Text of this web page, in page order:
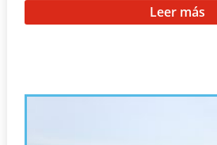
Leer más